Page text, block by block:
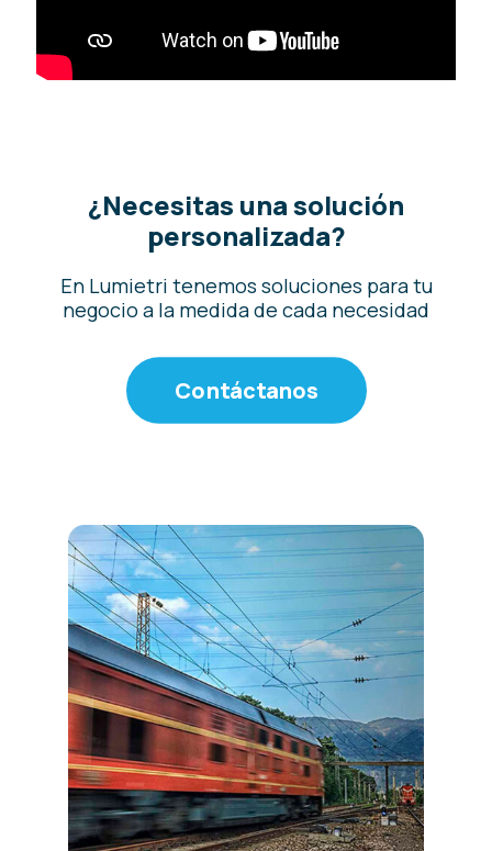
¿Necesitas una solución
personalizada?
En Lumietri tenemos soluciones para tu
negocio a la medida de cada necesidad
Contáctanos